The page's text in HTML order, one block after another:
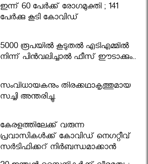
ഇന്ന് 60 പേർക്ക് രോഗമുക്തി ; 141
പേര്‍ക്കു കൂടി കോവിഡ്
5000 രൂപയിൽ കൂടുതൽ എടിഎമ്മിൽ
നിന്ന് പിൻവലിച്ചാൽ ഫീസ് ഈടാക്കും..
സംവിധായകനും തിരക്കഥാകൃത്തുമായ
സച്ചി അന്തരിച്ചു.
കേരളത്തിലേക്ക് വരുന്ന
പ്രവാസികള്‍ക്ക് കോവിഡ് നെഗറ്റീവ്
സര്‍ട്ടിഫിക്കറ്റ് നിർബന്ധമാക്കാൻ
മന്ത്രിസഭ